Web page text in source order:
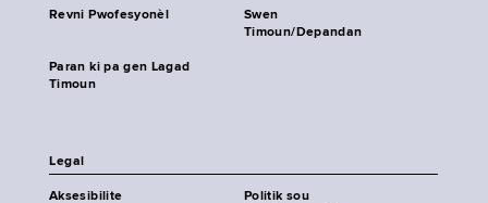
Revni Pwofesyonèl
Swen
Timoun/Depandan
Paran ki pa gen Lagad
Timoun
Legal
Aksesibilite
Politik sou